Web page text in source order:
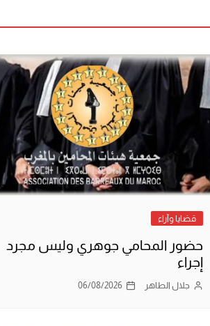
قضايا وآراء
حضور المحامي جوهري وليس مجرد
إجراء
جلال الطاهر 06/08/2026